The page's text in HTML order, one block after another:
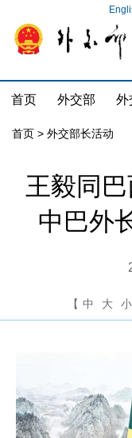
首页 外交部 外
首页 > 外交部长活动
王毅同
中巴外
【 中 大 小